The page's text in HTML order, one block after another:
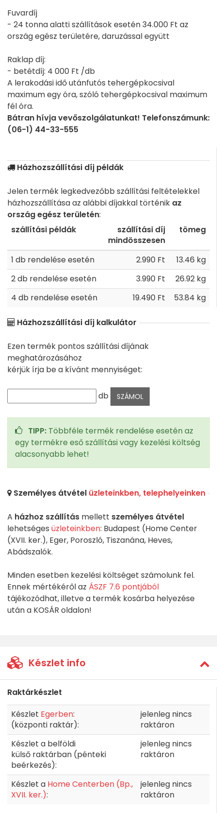
Fuvardíj
- 24 tonna alatti szállítások esetén 34.000 Ft az
ország egész területére, daruzással együtt
Raklap díj:
- betétdíj: 4 000 Ft /db
A lerakodási idő utánfutós tehergépkocsival
maximum egy óra, szóló tehergépkocsival maximum
fél óra.
Bátran hívja vevőszolgálatunkat! Telefonszámunk:
(06-1) 44-33-555
Házhozszállítási díj példák
Jelen termék legkedvezőbb szállítási feltételekkel
házhozszállítása az alábbi díjakkal történik az
ország egész területén:
szállítási példák
szállítási díj
mindösszesen
tömeg
1 db rendelése esetén 2.990 Ft
13.46 kg
2 db rendelése esetén
3.990 Ft
26.92 kg
4 db rendelése esetén
19.490 Ft 53.84 kg
Házhozszállítási díj kalkulátor
Ezen termék pontos szállítási díjának
meghatározásához
kérjük írja be a kívánt mennyiséget:
db
TIPP: Többféle termék rendelése esetén az
egy termékre eső szállítási vagy kezelési költség
alacsonyabb lehet!
Személyes átvétel üzleteinkben, telephelyeinken
A házhoz szállítás mellett személyes átvétel
lehetséges üzleteinkben: Budapest (Home Center
(XVII. ker.), Eger, Poroszló, Tiszanána, Heves,
Abádszalók.
Minden esetben kezelési költséget számolunk fel.
Ennek mértékéről az ÁSZF 7.6 pontjából
tájékozódhat, illetve a termék kosárba helyezése
után a KOSÁR oldalon!
Készlet info
Raktárkészlet
Készlet Egerben:
(központi raktár):
jelenleg nincs
raktáron
Készlet a belföldi
külső raktárban (pénteki
beérkezés):
jelenleg nincs
raktáron
Készlet a Home Centerben (Bp.,
XVII. ker.):
jelenleg nincs
raktáron